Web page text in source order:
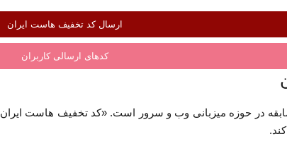
ارسال کد تخفیف هاست ایران
کدهای ارسالی کاربران
در حوزه میزبانی وب و سرور است. «کد تخفیف هاست